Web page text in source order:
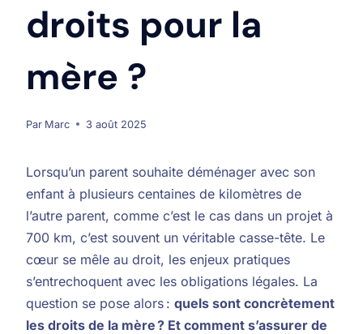
droits pour la
mère ?
Par Marc 3 août 2025
Lorsqu’un parent souhaite déménager avec son
enfant à plusieurs centaines de kilomètres de
l’autre parent, comme c’est le cas dans un projet à
700 km, c’est souvent un véritable casse-tête. Le
cœur se mêle au droit, les enjeux pratiques
s’entrechoquent avec les obligations légales. La
question se pose alors : quels sont concrètement
les droits de la mère ? Et comment s’assurer de